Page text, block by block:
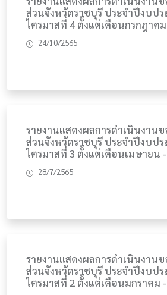
ส่วนจังหวัดราชบุรี ประจำปีงบป
ไตรมาสที่ 4 ตั้งแต่เดือนกรกฎาค
24/10/2565
รายงานแสดงผลการดำเนินงาน
ส่วนจังหวัดราชบุรี ประจำปีงบป
ไตรมาสที่ 3 ตั้งแต่เดือนเมษายน
28/7/2565
รายงานแสดงผลการดำเนินงาน
ส่วนจังหวัดราชบุรี ประจำปีงบป
ไตรมาสที่ 2 ตั้งแต่เดือนมกราคม